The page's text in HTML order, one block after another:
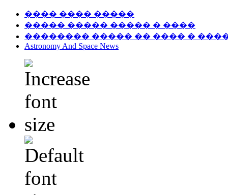
���� ���� �����
����� ����� ����� � ����
�������� ����� �� ���� �
Astronomy And Space News